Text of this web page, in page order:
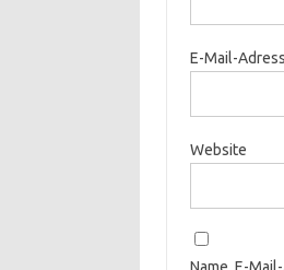
E-Mail-
Website